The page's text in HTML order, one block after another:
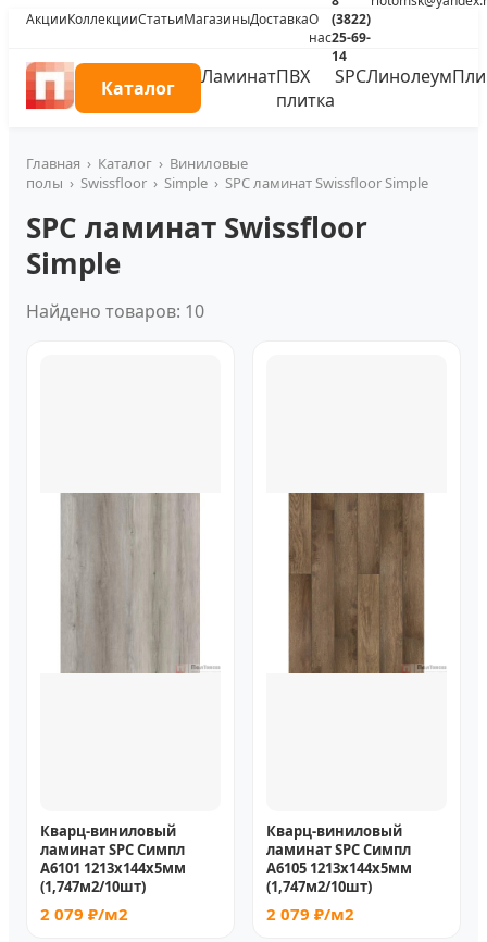
АкцииКоллекцииСтатьиМагазиныДоставкаО
нас
(3822)
25-69-
14
Каталог ЛаминатПВХ
плитка
SPCЛинолеум
Главная › Каталог › Виниловые
полы › Swissfloor › Simple › SPC ламинат Swissfloor Simple
SPC ламинат Swissfloor
Simple
Найдено товаров: 10
Кварц-виниловый
ламинат SPC Симпл
A6101 1213х144х5мм
(1,747м2/10шт)
2 079 ₽/м2
Кварц-виниловый
ламинат SPC Симпл
A6105 1213х144х5мм
(1,747м2/10шт)
2 079 ₽/м2